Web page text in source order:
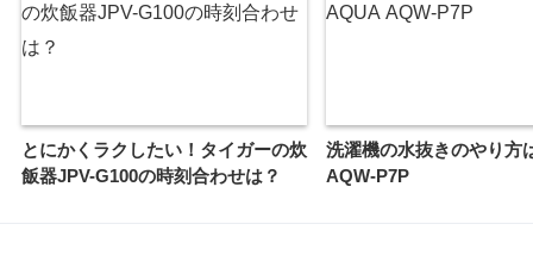
とにかくラクしたい！タイガーの炊
飯器JPV-G100の時刻合わせは？
洗濯機の水抜きのやり方
AQW-P7P